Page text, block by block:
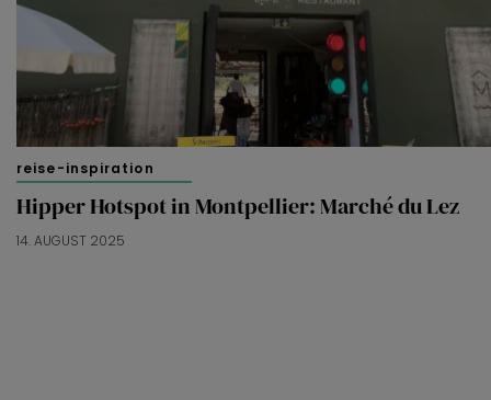
reise-inspiration
Hipper Hotspot in Montpellier: Marché du Lez
14. AUGUST 2025